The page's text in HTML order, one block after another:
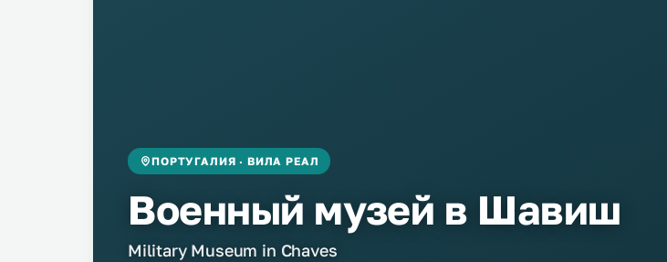
ПОРТУГАЛИЯ · ВИЛА РЕАЛ
Военный музей в Шавиш
Military Museum in Chaves